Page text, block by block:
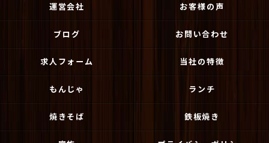
運営会社 お客様の声
ブログ お問い合わせ
求人フォーム 当社の特徴
もんじゃ ランチ
焼きそば 鉄板焼き